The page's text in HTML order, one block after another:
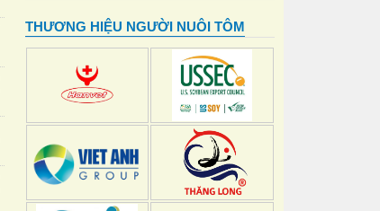
THƯƠNG HIỆU NGƯỜI NUÔI TÔM